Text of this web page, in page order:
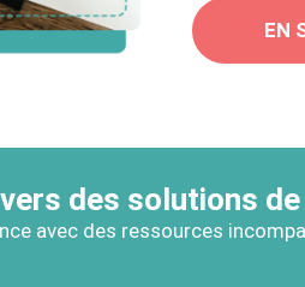
EN
des solutions
avec des ressources